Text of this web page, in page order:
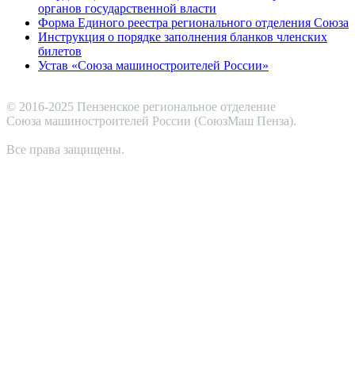
органов государственной власти
Форма Единого реестра регионального отделения Союза
Инструкция о порядке заполнения бланков членских
билетов
Устав «Союза машиностроителей России»
© 2016-2025 Пензенское региональное отделение
Cоюза машиностроителей России (СоюзМаш Пенза).
Все права защищены.